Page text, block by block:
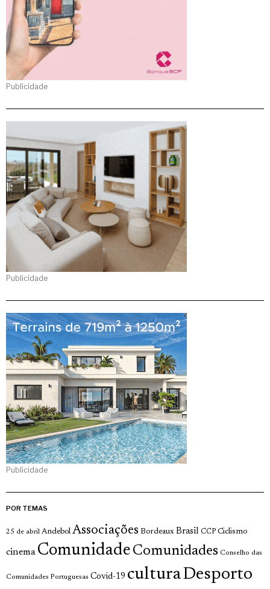
Publicidade
Publicidade
Publicidade
POR TEMAS
25 de abril Andebol Associações Bordeaux Brasil CCP Ciclismo
cinema Comunidade Comunidades Conselho das
Comunidades Portuguesas Covid-19 culturaDesporto